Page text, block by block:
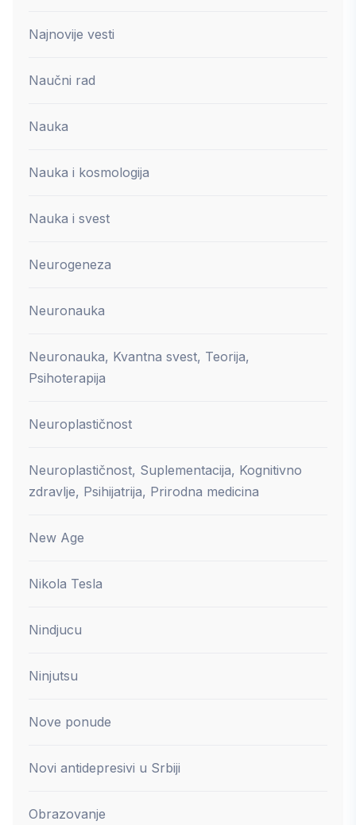
Najnovije vesti
Naučni rad
Nauka
Nauka i kosmologija
Nauka i svest
Neurogeneza
Neuronauka
Neuronauka, Kvantna svest, Teorija,
Psihoterapija
Neuroplastičnost
Neuroplastičnost, Suplementacija, Kognitivno
zdravlje, Psihijatrija, Prirodna medicina
New Age
Nikola Tesla
Nindjucu
Ninjutsu
Nove ponude
Novi antidepresivi u Srbiji
Obrazovanje